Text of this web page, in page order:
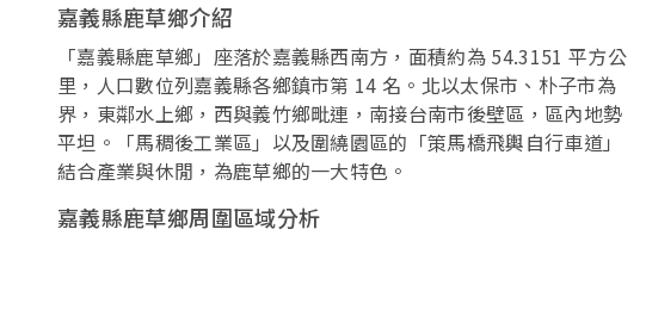
嘉義縣鹿草鄉介紹
「嘉義縣鹿草鄉」座落於嘉義縣西南方，面積約為 54.3151 平方公
里，人口數位列嘉義縣各鄉鎮市第 14 名。北以太保市、朴子市為
界，東鄰水上鄉，西與義竹鄉毗連，南接台南市後壁區，區內地勢
平坦。「馬稠後工業區」以及圍繞園區的「策馬橋飛輿自行車道」
結合產業與休閒，為鹿草鄉的一大特色。
嘉義縣鹿草鄉周圍區域分析
澎湖縣